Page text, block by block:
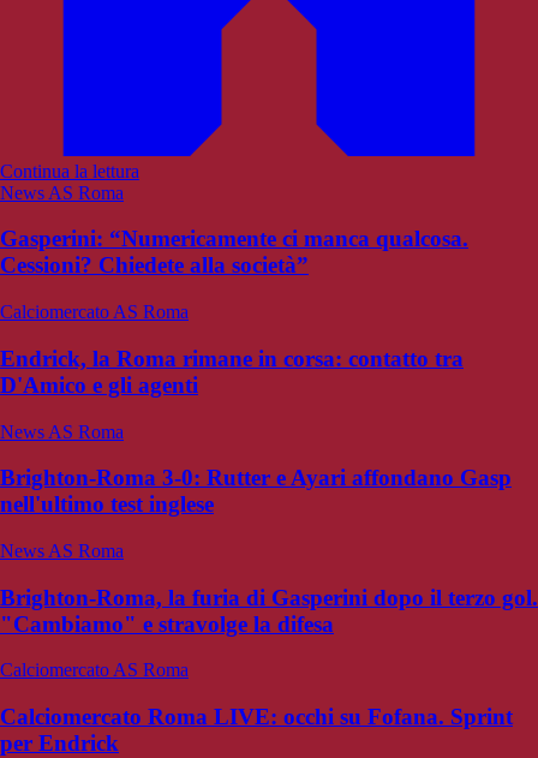
Continua la lettura
News AS Roma
Gasperini: “Numericamente ci manca qualcosa.
Cessioni? Chiedete alla società”
Calciomercato AS Roma
Endrick, la Roma rimane in corsa: contatto tra
D'Amico e gli agenti
News AS Roma
Brighton-Roma 3-0: Rutter e Ayari affondano Gasp
nell'ultimo test inglese
News AS Roma
Brighton-Roma, la furia di Gasperini dopo il terzo gol.
"Cambiamo" e stravolge la difesa
Calciomercato AS Roma
Calciomercato Roma LIVE: occhi su Fofana. Sprint
per Endrick